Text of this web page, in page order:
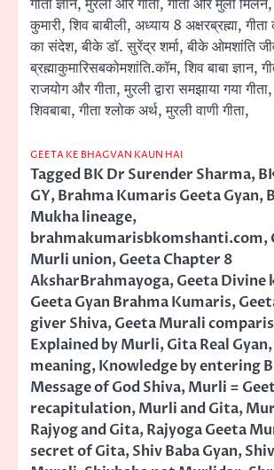
गीता ज्ञान, मुरली और गीता, गीता और मुली मिलन,
कुमारी, शिव बाबीली, अध्याय 8 अक्षरब्रह्मा,
का संदेश, बीके डॉ. सुरेंद्र शर्मा, बीके ओमशांति
ब्रह्माकुमारिसबकोमशांति.कॉम, शिव बाबा ज्ञान,
राजयोग और गीता, मुरली द्वारा समझाया गया
शिवबाबा, गीता श्लोक अर्थ, मुरली वाणी गीता,
GEETA KE BHAGVAN KAUN HAI
TaggedBK Dr Surender Sharma,
GY,Brahma Kumaris Geeta Gyan,
Mukha lineage,
brahmakumarisbkomshanti.com,
Murli union,Geeta Chapter 8
AksharBrahmayoga,Geeta Divine
Geeta Gyan Brahma Kumaris,
giver Shiva,Geeta Murali
Explained by Murli,Gita Real Gyan,
meaning,Knowledge by entering
Message of God Shiva,Murli =
recapitulation,Murli and Gita,
Rajyog and Gita,Rajyoga Geeta
secret of Gita,Shiv Baba Gyan,